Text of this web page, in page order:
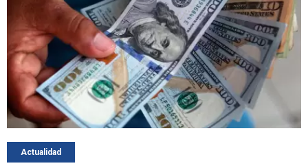
Actualidad